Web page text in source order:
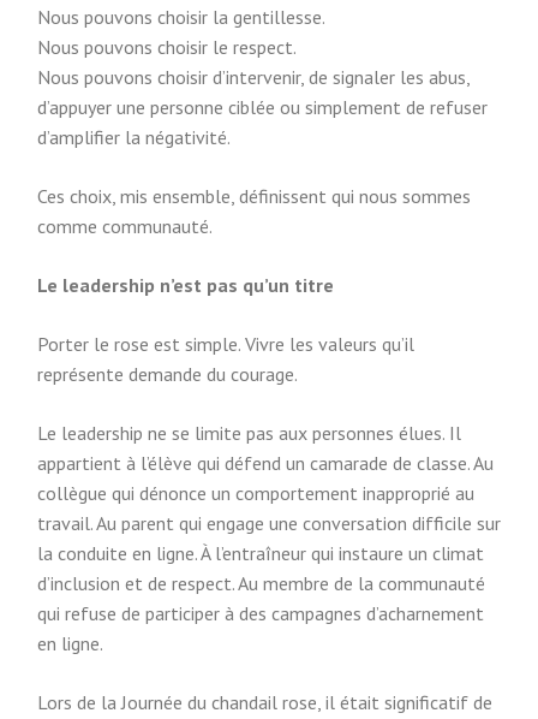
Nous pouvons choisir la gentillesse.
Nous pouvons choisir le respect.
Nous pouvons choisir d’intervenir, de signaler les abus,
d’appuyer une personne ciblée ou simplement de refuser
d’amplifier la négativité.
Ces choix, mis ensemble, définissent qui nous sommes
comme communauté.
Le leadership n’est pas qu’un titre
Porter le rose est simple. Vivre les valeurs qu’il
représente demande du courage.
Le leadership ne se limite pas aux personnes élues. Il
appartient à l’élève qui défend un camarade de classe. Au
collègue qui dénonce un comportement inapproprié au
travail. Au parent qui engage une conversation difficile sur
la conduite en ligne. À l’entraîneur qui instaure un climat
d’inclusion et de respect. Au membre de la communauté
qui refuse de participer à des campagnes d’acharnement
en ligne.
Lors de la Journée du chandail rose, il était significatif de